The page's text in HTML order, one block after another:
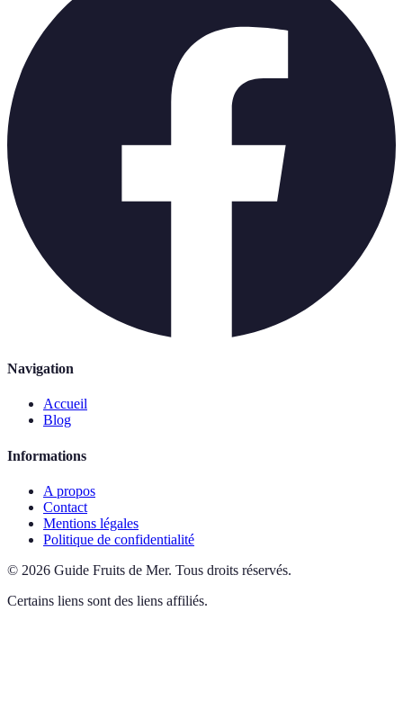
Navigation
Accueil
Blog
Informations
A propos
Contact
Mentions légales
Politique de confidentialité
© 2026 Guide Fruits de Mer. Tous droits réservés.
Certains liens sont des liens affiliés.